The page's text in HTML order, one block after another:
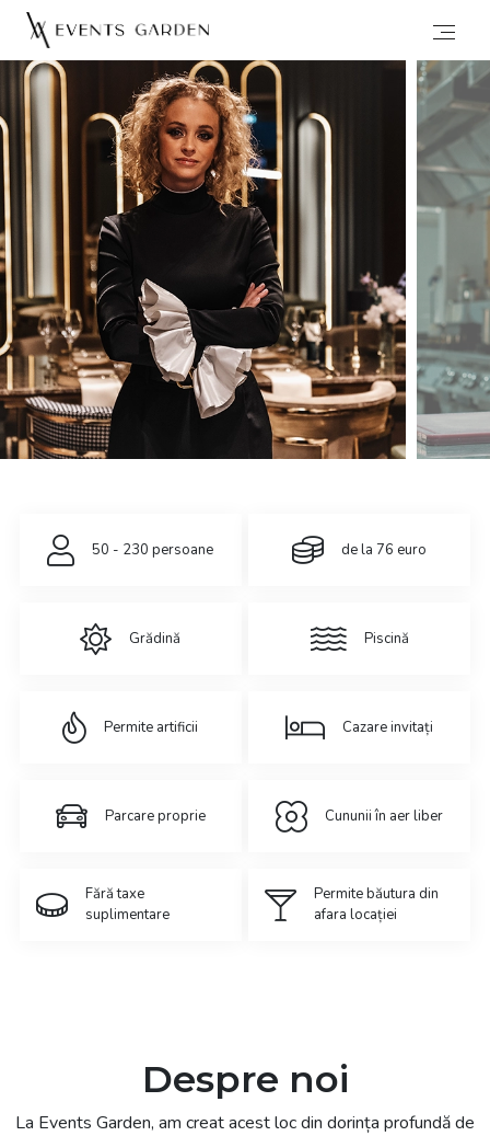
50 - 230 persoane de la 76 euro
Grădină Piscină
Permite artificii Cazare invitați
Parcare proprie Cununii în aer liber
Fără taxe
suplimentare
Permite băutura din
afara locației
Despre noi
La Events Garden, am creat acest loc din dorința profundă de